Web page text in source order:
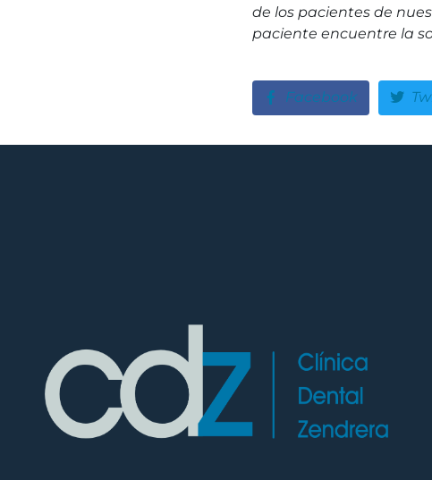
de los pacientes de
paciente encuentre la
Facebook